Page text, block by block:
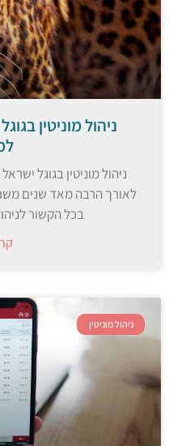
ניהול מוניטין
ניהול מוניטין בגוגל
לאורך הרבה מאד שנים
בכל הקשור
ניהול מוניטין